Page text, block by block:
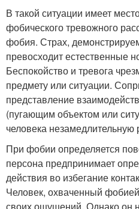
В такой ситуации имеет
фобического тревожного
фобия. Страх,
превосходит естественные
Беспокойство и тревога
предмету или ситуации.
представление
(пугающим объектом или
человека незамедлительную
При фобии определяется
персона предпринимает
действия во избегание
Человек, охваченный
своих ощущений. Однако он